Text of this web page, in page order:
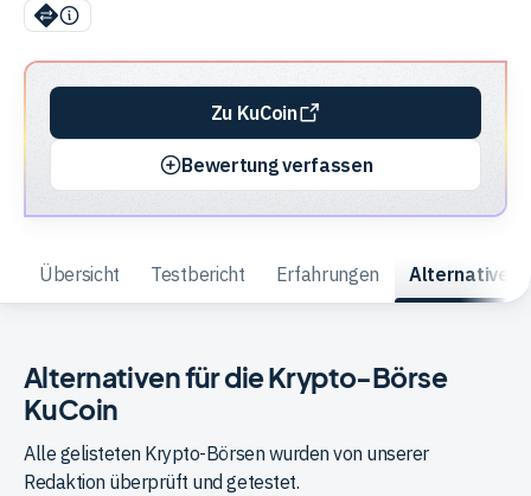
Krypto
Banking
Trading
Rohstoffe
Finanzen
Übersicht Testbericht Erfahrungen Alternativen
Zu KuCoin
Bewertung verfassen
Alternativen für die Krypto-Börse
KuCoin
Alle gelisteten Krypto-Börsen wurden von unserer
Redaktion überprüft und getestet.